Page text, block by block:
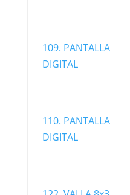
109. PANTALLA
DIGITAL
110. PANTALLA
DIGITAL